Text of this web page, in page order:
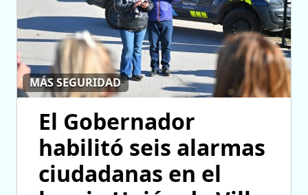
MÁS SEGURIDAD
El Gobernador
habilitó seis alarmas
ciudadanas en el